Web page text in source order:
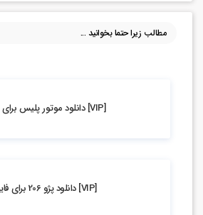
مطالب زیرا حتما بخوانید ...
[VIP] دانلود موتور پلیس برای فایوام
[VIP] دانلود پژو 206 برای فایوام